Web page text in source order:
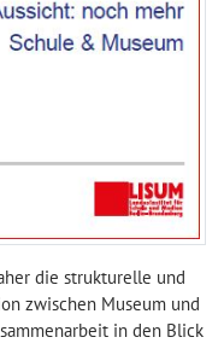
die strukturelle und
zwischen Museum und
in den Blick